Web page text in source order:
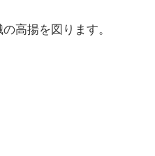
高揚を図ります。